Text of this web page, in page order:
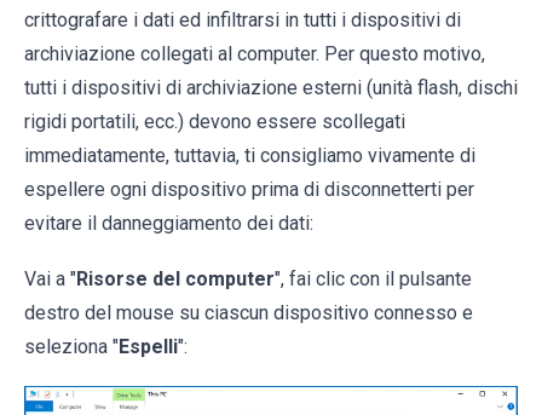
crittografare i dati ed infiltrarsi in tutti i dispositivi di
archiviazione collegati al computer. Per questo motivo,
tutti i dispositivi di archiviazione esterni (unità flash, dischi
rigidi portatili, ecc.) devono essere scollegati
immediatamente, tuttavia, ti consigliamo vivamente di
espellere ogni dispositivo prima di disconnetterti per
evitare il danneggiamento dei dati:
Vai a "Risorse del computer", fai clic con il pulsante
destro del mouse su ciascun dispositivo connesso e
seleziona "Espelli":